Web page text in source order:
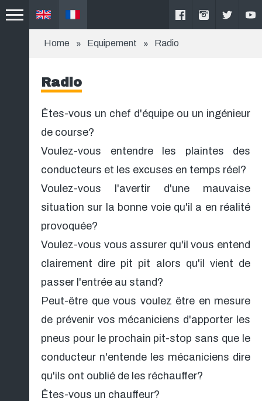
Home Equipement Radio
Radio
Êtes-vous un chef d'équipe ou un ingénieur
de course?
Voulez-vous entendre les plaintes des
conducteurs et les excuses en temps réel?
Voulez-vous l'avertir d'une mauvaise
situation sur la bonne voie qu'il a en réalité
provoquée?
Voulez-vous vous assurer qu'il vous entend
clairement dire pit pit alors qu'il vient de
passer l'entrée au stand?
Peut-être que vous voulez être en mesure
de prévenir vos mécaniciens d'apporter les
pneus pour le prochain pit-stop sans que le
conducteur n'entende les mécaniciens dire
qu'ils ont oublié de les réchauffer?
Êtes-vous un chauffeur?